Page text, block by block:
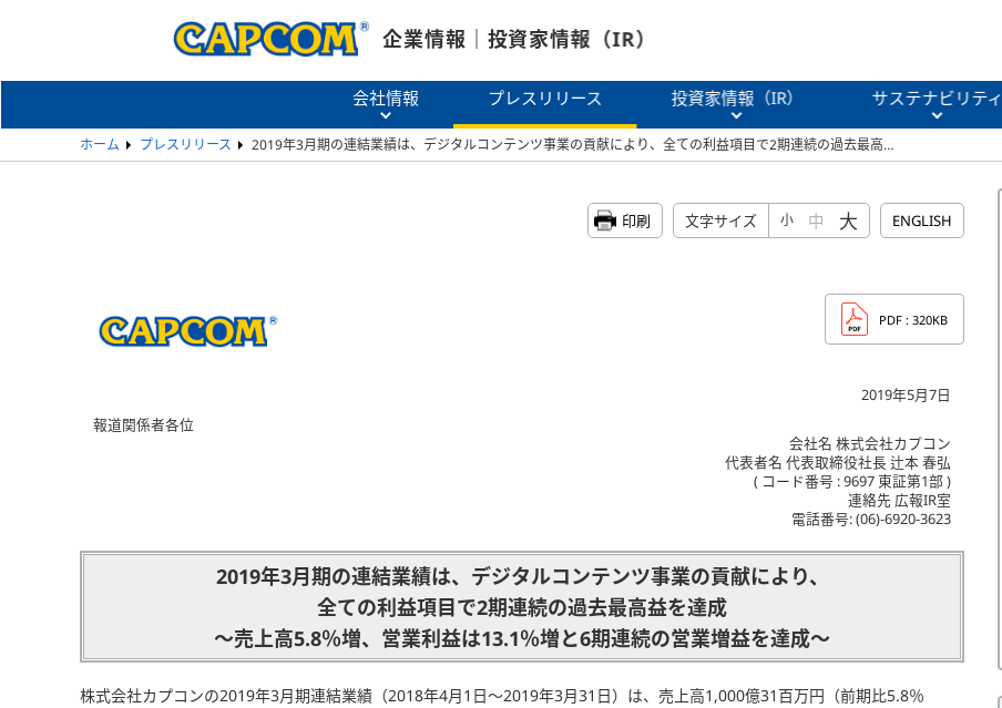
企業情報｜投資家情報（IR）
会社情報 プレスリリース 投資家情報（IR） サステナビリティ
ホーム プレスリリース 2019年3月期の連結業績は、デジタルコンテンツ事業の貢献により、全ての利益項目で2期連続の過去最高…
印刷 文字サイズ 小 中 大 ENGLISH
PDF : 320KB
2019年5月7日
報道関係者各位
会社名 株式会社カプコン
代表者名 代表取締役社長 辻本 春弘
( コード番号 : 9697 東証第1部 )
連絡先 広報IR室
電話番号: (06)-6920-3623
2019年3月期の連結業績は、デジタルコンテンツ事業の貢献により、
全ての利益項目で2期連続の過去最高益を達成
～売上高5.8％増、営業利益は13.1％増と6期連続の営業増益を達成～
株式会社カプコンの2019年3月期連結業績（2018年4月1日～2019年3月31日）は、売上高1,000億31百万円（前期比5.8％